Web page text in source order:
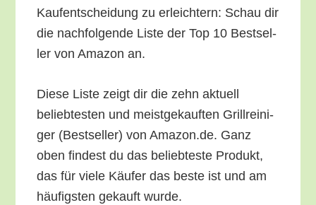
Kauf­ent­schei­dung zu erleich­tern: Schau dir
die nach­fol­gen­de Lis­te der Top 10 Best­sel­
ler von Ama­zon an.
Die­se Lis­te zeigt dir die zehn aktu­ell
belieb­tes­ten und meist­ge­kauf­ten Grill­rei­ni­
ger (Best­sel­ler) von Amazon.de. Ganz
oben fin­dest du das belieb­tes­te Pro­dukt,
das für vie­le Käu­fer das bes­te ist und am
häu­figs­ten gekauft wurde.